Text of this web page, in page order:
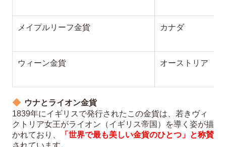
メイプルリーフ金貨 カナダ
ウィーン金貨 オーストリア
ウナとライオン金貨
1839年にイギリスで発行されたこの金貨は、若きヴィ
クトリア女王がライオン（イギリス帝国）を導く姿が描
かれており、
「世界で最も美しい金貨のひとつ」と称賛